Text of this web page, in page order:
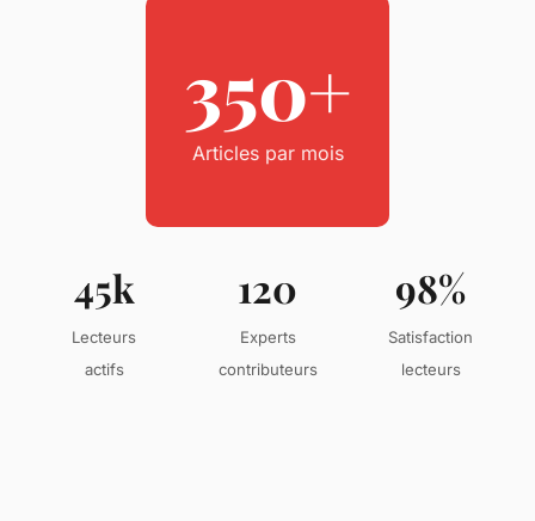
350+
Articles par mois
45k
Lecteurs
actifs
120
Experts
contributeurs
98%
Satisfaction
lecteurs